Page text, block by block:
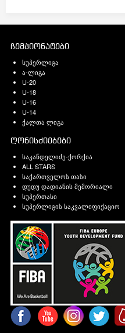
ჩემპიონატები
სუპერლიგა
ა-ლიგა
U-20
U-18
U-16
U-14
ქალთა ლიგა
ღონისძიებები
საკანდელიძე-ქორქია
ALL STARS
საქართველოს თასი
დუდუ დადიანის მემორიალი
სუპერთასი
სუპერლიგის საკვალიფიქაციო